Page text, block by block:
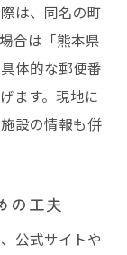
は、同名の町
合は「熊本県
体的な郵便番
ます。現地に
設の情報も併
の工夫
公式サイトや